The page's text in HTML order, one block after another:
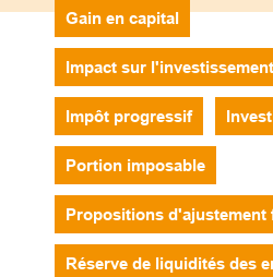
Gain en capital
Impact sur l'investissement
Impôt progressif
Portion imposable
Propositions d'ajustement
Réserve de liquidités des